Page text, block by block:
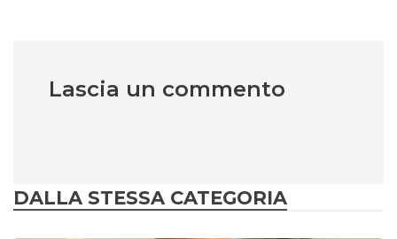
Lascia un commento
DALLA STESSA CATEGORIA